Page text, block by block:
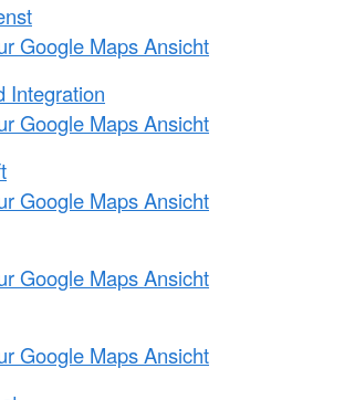
Google Maps Ansicht
Integration
Google Maps Ansicht
Google Maps Ansicht
Google Maps Ansicht
Google Maps Ansicht